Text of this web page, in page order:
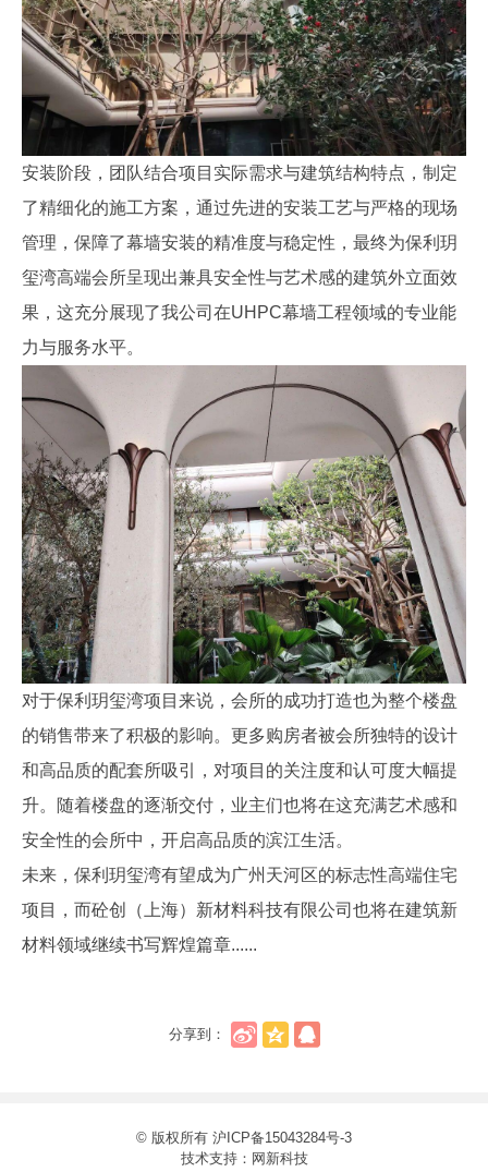
安装阶段，团队结合项目实际需求与建筑结构特点，制定
了精细化的施工方案，通过先进的安装工艺与严格的现场
管理，保障了幕墙安装的精准度与稳定性，最终为保利玥
玺湾高端会所呈现出兼具安全性与艺术感的建筑外立面效
果，这充分展现了我公司在UHPC幕墙工程领域的专业能
力与服务水平。
对于保利玥玺湾项目来说，会所的成功打造也为整个楼盘
的销售带来了积极的影响。更多购房者被会所独特的设计
和高品质的配套所吸引，对项目的关注度和认可度大幅提
升。随着楼盘的逐渐交付，业主们也将在这充满艺术感和
安全性的会所中，开启高品质的滨江生活。
未来，保利玥玺湾有望成为广州天河区的标志性高端住宅
项目，而砼创（上海）新材料科技有限公司也将在建筑新
材料领域继续书写辉煌篇章......
分享到：
© 版权所有 沪ICP备15043284号-3
技术支持： 网新科技